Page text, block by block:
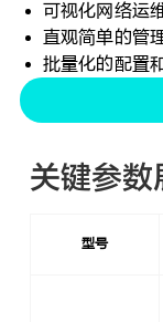
可视化网络运
直观简单的管
批量化的配置
关键参数
型号